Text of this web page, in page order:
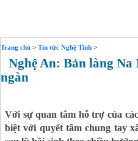
Trang chủ > Tin tức Nghệ Tĩnh >
Nghệ An: Bản làng
ngàn
Với sự quan tâm hỗ trợ của
biệt với quyết tâm chung tay